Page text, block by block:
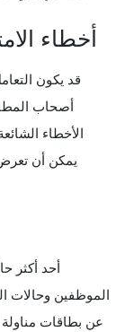
أخطاء
قد يكون
أصحاب
الأخطاء
يمكن أن
أحد أكثر
الموظفين وحالات
عن بطاقات مناولة